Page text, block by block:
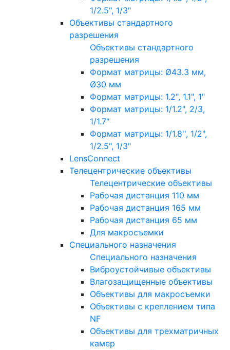
1/2.5", 1/3"
Объективы стандартного
разрешения
Объективы стандартного
разрешения
Формат матрицы: Ø43.3 мм,
Ø30 мм
Формат матрицы: 1.2", 1.1", 1"
Формат матрицы: 1/1.2", 2/3,
1/1.7"
Формат матрицы: 1/1.8'', 1/2",
1/2.5", 1/3"
LensConnect
Телецентрические объективы
Телецентрические объективы
Рабочая дистанция 110 мм
Рабочая дистанция 165 мм
Рабочая дистанция 65 мм
Для макросъемки
Специального назначения
Специального назначения
Виброустойчивые объективы
Влагозащищенные объективы
Объективы для макросъемки
Объективы с креплением типа
NF
Объективы для трехматричных
камер